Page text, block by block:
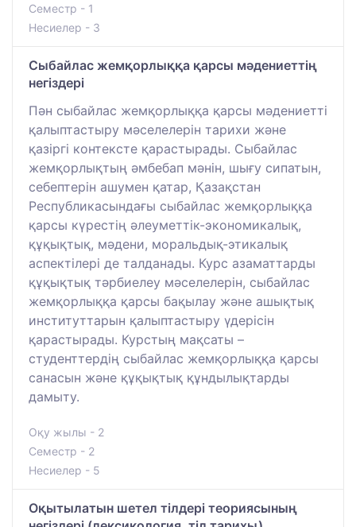
Семестр - 1
Несиелер - 3
Сыбайлас жемқорлыққа қарсы мәдениеттің
негіздері
Пән сыбайлас жемқорлыққа қарсы мәдениетті
қалыптастыру мәселелерін тарихи және
қазіргі контексте қарастырады. Сыбайлас
жемқорлықтың әмбебап мәнін, шығу сипатын,
себептерін ашумен қатар, Қазақстан
Республикасындағы сыбайлас жемқорлыққа
қарсы күрестің әлеуметтік-экономикалық,
құқықтық, мәдени, моральдық-этикалық
аспектілері де талданады. Курс азаматтарды
құқықтық тәрбиелеу мәселелерін, сыбайлас
жемқорлыққа қарсы бақылау және ашықтық
институттарын қалыптастыру үдерісін
қарастырады. Курстың мақсаты –
студенттердің сыбайлас жемқорлыққа қарсы
санасын және құқықтық құндылықтарды
дамыту.
Оқу жылы - 2
Семестр - 2
Несиелер - 5
Оқытылатын шетел тілдері теориясының